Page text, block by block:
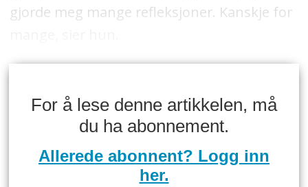
gjorde meg mange refleksjoner. Kanskje for
For å lese denne artikkelen, må
du ha abonnement.
Allerede abonnent? Logg inn
her.